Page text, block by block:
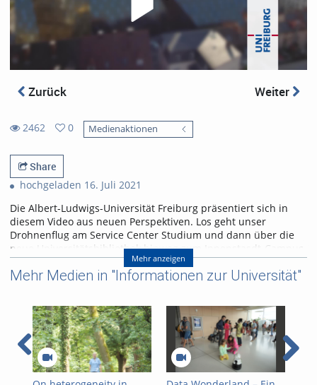
Zurück Weiter
2462
views
0
favorites
Medienaktionen
Share
hochgeladen 16. Juli 2021
Die Albert-Ludwigs-Universität Freiburg präsentiert sich in
diesem Video aus neuen Perspektiven. Los geht unser
Drohnenflug am Service Center Studium und dann über die
neue Universitätsbibliothek hinweg zum Innenstasdt-Campus.
Von dort aus kann man sich einen guten Überblick über die
verschiedenen Universitäts-Standorte in Freiburg verschaffen.
Musik: Cielo von Huma-Huma (YouTube Audio Library)
http://www.studium.uni-freiburg.de/ http://www.uni-
freiburg.de/ https://www.podcasts.uni-freiburg.de/
Mehr anzeigen
Mehr Medien in "Informationen zur Universität"